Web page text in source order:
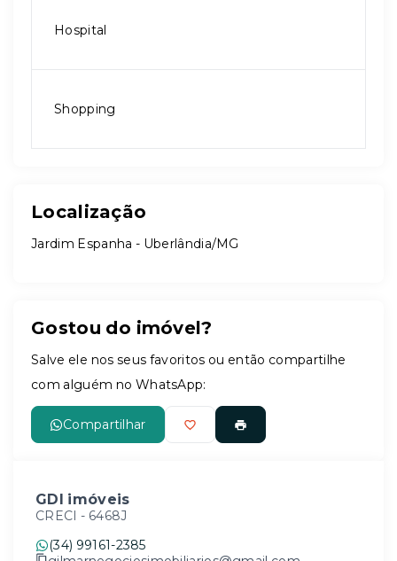
Hospital
Shopping
Localização
Jardim Espanha - Uberlândia/MG
Gostou do imóvel?
Salve ele nos seus favoritos ou então compartilhe
com alguém no WhatsApp:
Compartilhar
GDI imóveis
CRECI - 6468J
(34) 99161-2385